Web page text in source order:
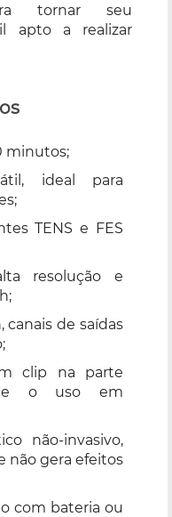
tornar seu
apto a realizar
minutos;
ideal para
TENS e FES
resolução e
de saídas
clip na parte
o uso em
não-invasivo,
não gera efeitos
com bateria ou